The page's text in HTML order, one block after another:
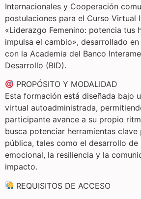
Internacionales y Cooperación
postulaciones para el Curso Virtual
«Liderazgo Femenino: potencia tus
impulsa el cambio», desarrollado
con la Academia del Banco
Desarrollo (BID).
PROPÓSITO Y MODALIDAD
Esta formación está diseñada bajo
virtual autoadministrada,
participante avance a su propio
busca potenciar herramientas clave
pública, tales como el desarrollo de
emocional, la resiliencia y la
impacto.
REQUISITOS DE ACCESO